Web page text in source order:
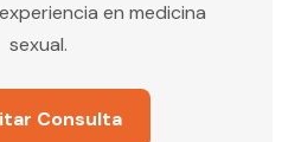
en medicina
sexual.
Consulta